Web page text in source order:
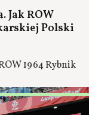
Jak ROW
Polski
1964 Rybnik